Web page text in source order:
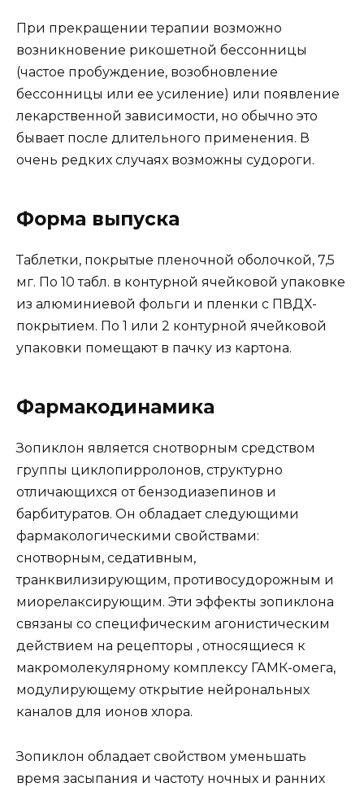
При прекращении терапии возможно
возникновение рикошетной бессонницы
(частое пробуждение, возобновление
бессонницы или ее усиление) или появление
лекарственной зависимости, но обычно это
бывает после длительного применения. В
очень редких случаях возможны судороги.
Форма выпуска
Таблетки, покрытые пленочной оболочкой, 7,5
мг. По 10 табл. в контурной ячейковой упаковке
из алюминиевой фольги и пленки с ПВДХ-
покрытием. По 1 или 2 контурной ячейковой
упаковки помещают в пачку из картона.
Фармакодинамика
Зопиклон является снотворным средством
группы циклопирролонов, структурно
отличающихся от бензодиазепинов и
барбитуратов. Он обладает следующими
фармакологическими свойствами:
снотворным, седативным,
транквилизирующим, противосудорожным и
миорелаксирующим. Эти эффекты зопиклона
связаны со специфическим агонистическим
действием на рецепторы , относящиеся к
макромолекулярному комплексу ГАМК-омега,
модулирующему открытие нейрональных
каналов для ионов хлора.
Зопиклон обладает свойством уменьшать
время засыпания и частоту ночных и ранних